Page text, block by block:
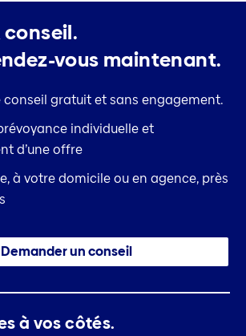
vous maintenant.
conseil gratuit et sans engagement.
individuelle et
d’une offre
à votre domicile ou en agence, près
Demander un conseil
à vos côtés.